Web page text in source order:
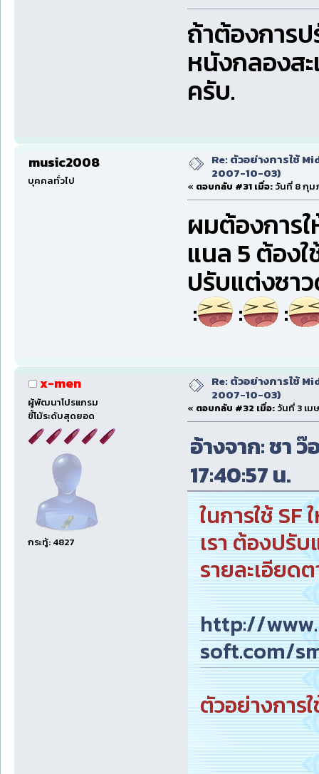
ถ้าต้องการ
หนังกลองสะ
ครับ.
music2008
บุคคลทั่วไป
Re: ตัวอย่างการใช้
2007-10-03)
« ตอบกลับ #31 เมื่อ: วันที่ 8 กุม
ผมต้องการ
แนล 5 ต้องใ
ปรับแต่งซา
:
: :
x-men
ผู้พัฒนาโปรแกรม
ขี้โม้ระดับสุดยอด
กระทู้: 4827
Re: ตัวอย่างการใช้
2007-10-03)
« ตอบกลับ #32 เมื่อ: วันที่ 3 เม
อ้างจาก: ชา
17:40:57 น.
ในการใช้
เรา ต้องปรั
รายละเอียด
http://
soft.com/
ตัวอย่างการ